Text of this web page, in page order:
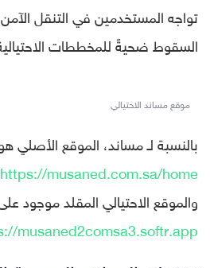
تواجه المستخدمين في التنقل
السقوط ضحيةً للمخططات
موقع مساند الاحتيالي
بالنسبة لـ مساند، الموقع الأصلي
https://musaned.com.sa/home
والموقع الاحتيالي المقلد موجود
musaned2comsa3.softr.app/